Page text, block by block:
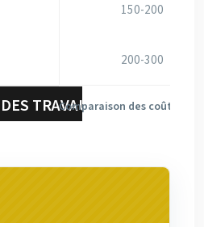
Comparaison des coûts
150-200
200-300